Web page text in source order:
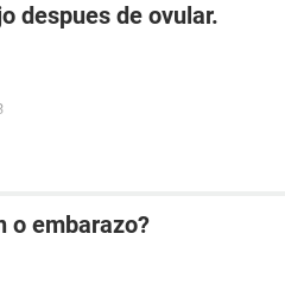
despues de ovular.
o embarazo?